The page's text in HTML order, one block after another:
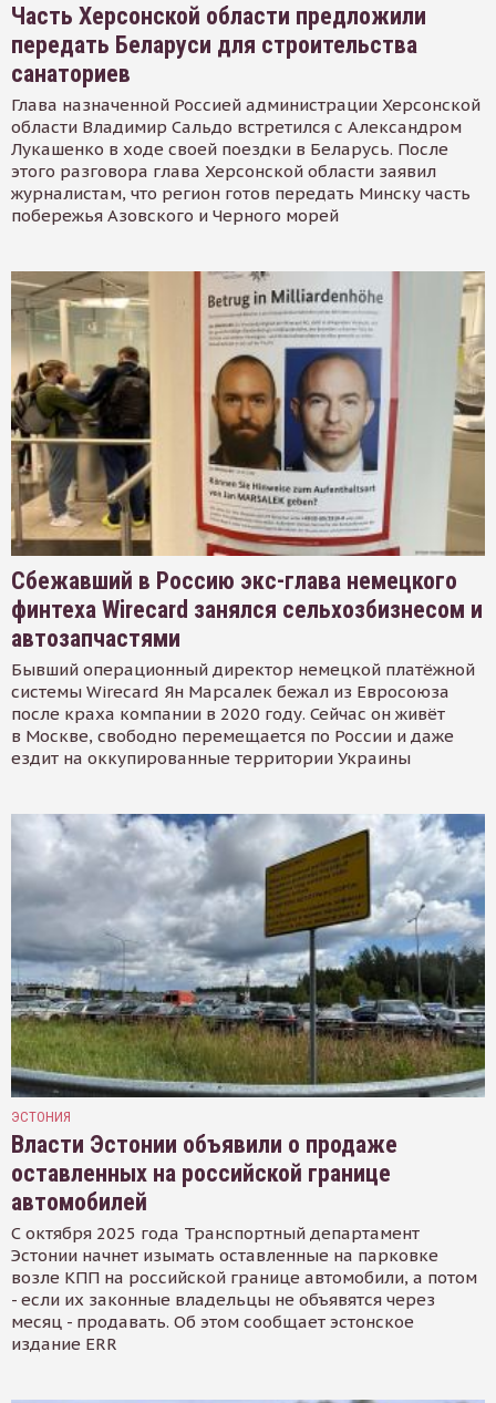
Часть Херсонской области предложили
передать Беларуси для строительства
санаториев
Глава назначенной Россией администрации Херсонской
области Владимир Сальдо встретился с Александром
Лукашенко в ходе своей поездки в Беларусь. После
этого разговора глава Херсонской области заявил
журналистам, что регион готов передать Минску часть
побережья Азовского и Черного морей
Сбежавший в Россию экс-глава немецкого
финтеха Wirecard занялся сельхозбизнесом и
автозапчастями
Бывший операционный директор немецкой платёжной
системы Wirecard Ян Марсалек бежал из Евросоюза
после краха компании в 2020 году. Сейчас он живёт
в Москве, свободно перемещается по России и даже
ездит на оккупированные территории Украины
ЭСТОНИЯ
Власти Эстонии объявили о продаже
оставленных на российской границе
автомобилей
С октября 2025 года Транспортный департамент
Эстонии начнет изымать оставленные на парковке
возле КПП на российской границе автомобили, а потом
- если их законные владельцы не объявятся через
месяц - продавать. Об этом сообщает эстонское
издание ERR